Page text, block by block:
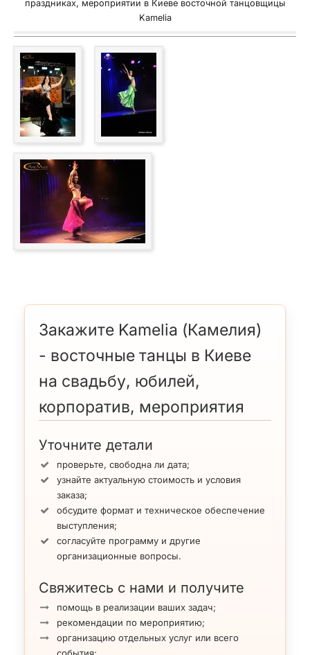
праздниках, мероприятии в Киеве восточной танцовщицы
Kamelia
Закажите Kamelia (Камелия)
- восточные танцы в Киеве
на свадьбу, юбилей,
корпоратив, мероприятия
Уточните детали
проверьте, свободна ли дата;
узнайте актуальную стоимость и условия
заказа;
обсудите формат и техническое обеспечение
выступления;
согласуйте программу и другие
организационные вопросы.
Свяжитесь с нами и получите
помощь в реализации ваших задач;
рекомендации по мероприятию;
организацию отдельных услуг или всего